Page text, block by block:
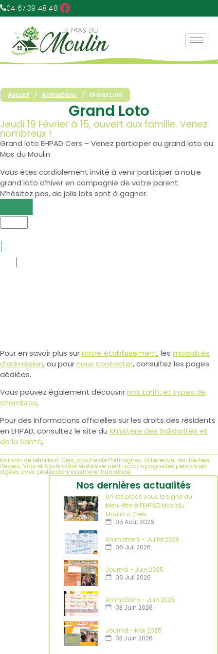
04 67 39 48 48
Accueil / Animations / Grand Loto
Grand Loto
Jeudi 19 Février à 15, ouvert aux famille. Venez
nombreux !
Grand loto EHPAD Cers – Venez participer au grand loto au
Mas du Moulin
Vous êtes cordialement invité à venir participer à notre
grand loto d’hiver en compagnie de votre parent.
N’hésitez pas, de jolis lots sont à gagner.
Pour en savoir plus surnotre établissement, les modalités
d’admission, ou pournous contacter, consultez les pages
dédiées.
Vous pouvez également découvrirnos tarifs et types de
chambres.
Pour des informations officielles sur les droits des résidents
en EHPAD, consultez le site du Ministère des Solidarités et
de la Santé.
Maison de retraite à Cers, proche de Portiragnes, Villeneuve-lès-Béziers,
Béziers, Vias et Agde notre établissement accompagne les personnes
âgées avec professionnalisme et humanité.
Nos dernières actualités
Un été placé sous le signe du
bien-être à l’EHPAD Mas du
Moulin à Cers
05 Août 2026
Animations - Juillet 2026
06 Juil 2026
Journal - Juin 2025
06 Juil 2026
Animations - Juin 2026
03 Juin 2026
Journal - Mai 2025
03 Juin 2026